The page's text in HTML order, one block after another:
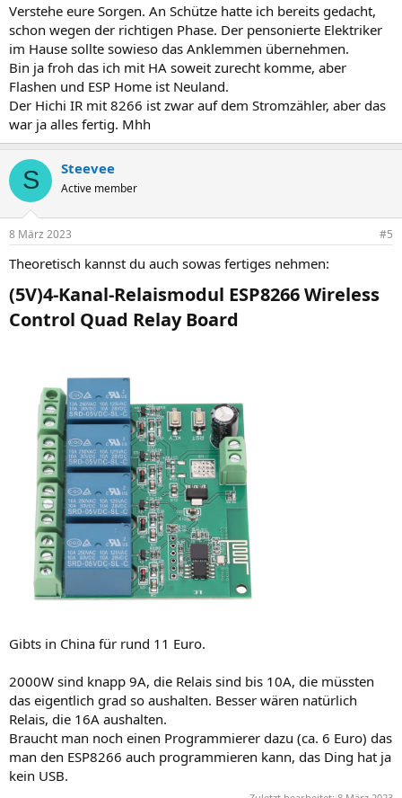
Verstehe eure Sorgen. An Schütze hatte ich bereits gedacht,
schon wegen der richtigen Phase. Der pensonierte Elektriker
im Hause sollte sowieso das Anklemmen übernehmen.
Bin ja froh das ich mit HA soweit zurecht komme, aber
Flashen und ESP Home ist Neuland.
Der Hichi IR mit 8266 ist zwar auf dem Stromzähler, aber das
war ja alles fertig. Mhh
S Steevee
Active member
8 März 2023 #5
Theoretisch kannst du auch sowas fertiges nehmen:
(5V)4-Kanal-Relaismodul ESP8266 Wireless
Control Quad Relay Board​
Gibts in China für rund 11 Euro.
2000W sind knapp 9A, die Relais sind bis 10A, die müssten
das eigentlich grad so aushalten. Besser wären natürlich
Relais, die 16A aushalten.
Braucht man noch einen Programmierer dazu (ca. 6 Euro) das
man den ESP8266 auch programmieren kann, das Ding hat ja
kein USB.